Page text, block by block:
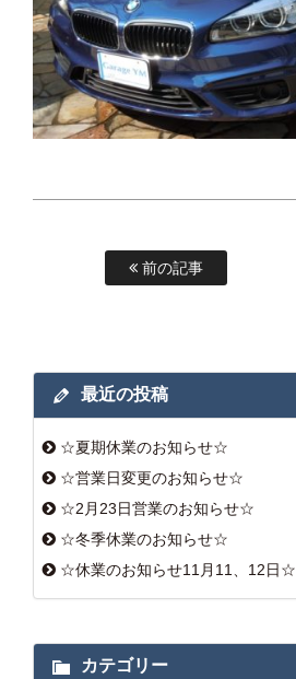
前の記事
最近の投稿
☆夏期休業のお知らせ☆
☆営業日変更のお知らせ☆
☆2月23日営業のお知らせ☆
☆冬季休業のお知らせ☆
☆休業のお知らせ11月11、12日☆
カテゴリー